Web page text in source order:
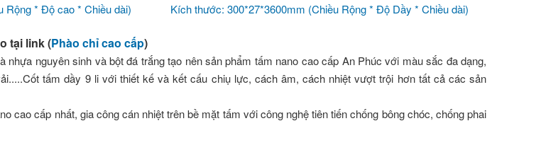
Rộng * Độ cao * Chiều dài) Kích thước: 300*27*3600mm (Chiều Rộng * Độ Dầy * Chiều dài)
tại link (Phào chỉ cao cấp)
nhựa nguyên sinh và bột đá trắng tạo nên sản phẩm tấm nano cao cấp An Phúc với màu sắc đa dạng,
tấm dầy 9 li với thiết kế và kết cấu chiụ lực, cách âm, cách nhiệt vượt trội hơn tất cả các sản
cao cấp nhất, gia công cán nhiệt trên bề mặt tấm với công nghệ tiên tiến chống bông chóc, chống phai